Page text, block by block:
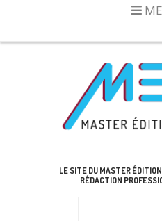
LE SITE DU MASTER
RÉDACTION